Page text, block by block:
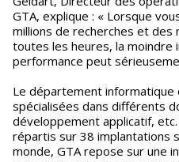
GTA, explique : « Lorsque
millions de recherches et des
toutes les heures, la moindre
performance peut
Le département informatique
spécialisées dans différents
développement applicatif,
répartis sur 38 implantations
monde, GTA repose sur une